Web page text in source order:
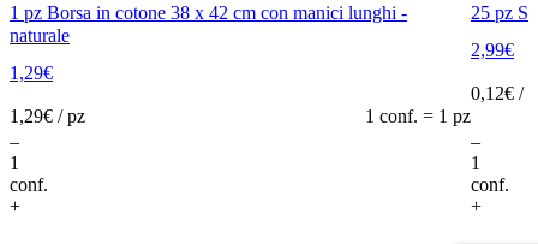
1 pz Borsa in cotone 38 x 42 cm con manici lunghi -
naturale
1,29€
1,29€ / pz
1 conf. = 1 pz
–
conf.
+
25 pz
2,99€
0,12€ /
–
conf.
+